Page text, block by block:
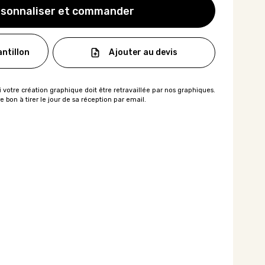
et commander
Ajouter au devis